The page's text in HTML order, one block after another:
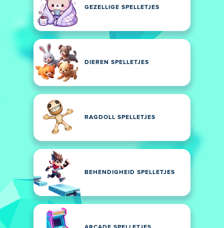
GEZELLIGE SPELLETJES
DIEREN SPELLETJES
RAGDOLL SPELLETJES
BEHENDIGHEID SPELLETJES